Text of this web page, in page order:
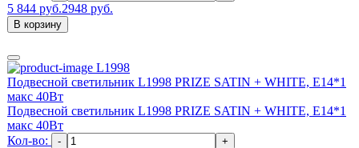
5 844 руб.2948 руб.
В корзину
L1998
Подвесной светильник L1998 PRIZE SATIN + WHITE, E14*1
макс 40Вт
Подвесной светильник L1998 PRIZE SATIN + WHITE, E14*1
макс 40Вт
Кол-во:
- +